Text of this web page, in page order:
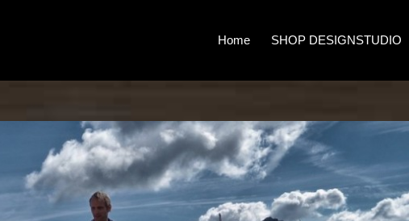
Home SHOP DESIGNSTUDIO